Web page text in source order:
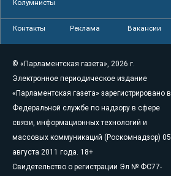
Колумнисты
Контакты Реклама Вакансии
© «Парламентская газета», 2026 г.
Электронное периодическое издание
«Парламентская газета» зарегистрировано в
Федеральной службе по надзору в сфере
связи, информационных технологий и
массовых коммуникаций (Роскомнадзор) 05
августа 2011 года. 18+
Свидетельство о регистрации Эл № ФС77-